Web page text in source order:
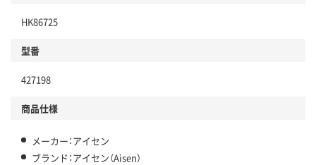
HK86725
型番
427198
商品仕様
メーカー：アイセン
ブランド：アイセン（Aisen）